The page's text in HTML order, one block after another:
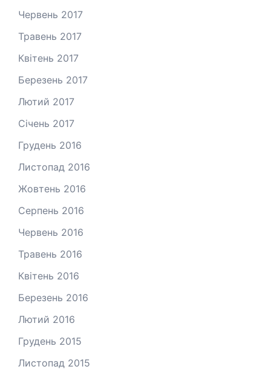
Червень 2017
Травень 2017
Квітень 2017
Березень 2017
Лютий 2017
Січень 2017
Грудень 2016
Листопад 2016
Жовтень 2016
Серпень 2016
Червень 2016
Травень 2016
Квітень 2016
Березень 2016
Лютий 2016
Грудень 2015
Листопад 2015